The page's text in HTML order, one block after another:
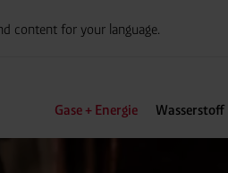
content for your language.
Gase + Energie Wasserstoff